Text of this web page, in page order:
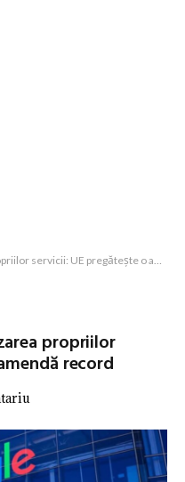
UE pregătește o amendă record
propriilor
record